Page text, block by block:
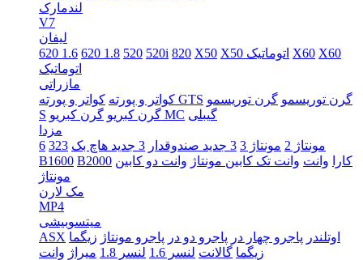
لندمارک
V7
لیفان
620 1.6 620 1.8 520 520i 820 X50 X50 اتوماتیک X60 X60
اتوماتیک
مازراتی
کواتر و پورته کواتر و پورته GTS گرن توریسمو گرن توریسمو
S
گرن کبریو گرن کبریو MC گیبلی
مزدا
مونتاژ 2
مونتاژ 3 3 جدید صندوقدار 3 جدید هاچ بک 323
6
B1600 B2000 کارا وانت وانت تک کابین مونتاژ وانت دو کابین
مونتاژ
مک لارن
MP4
میتسوبیشی
ASX
اوتلندر پاجرو چهار در پاجرو دو در پاجرو مونتاژ زیگما
زیگما گالانت لنسر 1.6 لنسر 1.8 میراژ وانت